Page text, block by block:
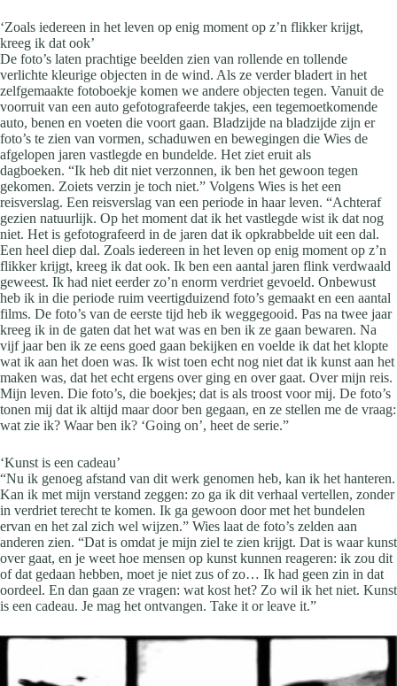
‘Zoals iedereen in het leven op enig moment op z’n flikker krijgt,
kreeg ik dat ook’
De foto’s laten prachtige beelden zien van rollende en tollende
verlichte kleurige objecten in de wind. Als ze verder bladert in het
zelfgemaakte fotoboekje komen we andere objecten tegen. Vanuit de
voorruit van een auto gefotografeerde takjes, een tegemoetkomende
auto, benen en voeten die voort gaan. Bladzijde na bladzijde zijn er
foto’s te zien van vormen, schaduwen en bewegingen die Wies de
afgelopen jaren vastlegde en bundelde. Het ziet eruit als
dagboeken. “Ik heb dit niet verzonnen, ik ben het gewoon tegen
gekomen. Zoiets verzin je toch niet.” Volgens Wies is het een
reisverslag. Een reisverslag van een periode in haar leven. “Achteraf
gezien natuurlijk. Op het moment dat ik het vastlegde wist ik dat nog
niet. Het is gefotografeerd in de jaren dat ik opkrabbelde uit een dal.
Een heel diep dal. Zoals iedereen in het leven op enig moment op z’n
flikker krijgt, kreeg ik dat ook. Ik ben een aantal jaren flink verdwaald
geweest. Ik had niet eerder zo’n enorm verdriet gevoeld. Onbewust
heb ik in die periode ruim veertigduizend foto’s gemaakt en een aantal
films. De foto’s van de eerste tijd heb ik weggegooid. Pas na twee jaar
kreeg ik in de gaten dat het wat was en ben ik ze gaan bewaren. Na
vijf jaar ben ik ze eens goed gaan bekijken en voelde ik dat het klopte
wat ik aan het doen was. Ik wist toen echt nog niet dat ik kunst aan het
maken was, dat het echt ergens over ging en over gaat. Over mijn reis.
Mijn leven. Die foto’s, die boekjes; dat is als troost voor mij. De foto’s
tonen mij dat ik altijd maar door ben gegaan, en ze stellen me de vraag:
wat zie ik? Waar ben ik? ‘Going on’, heet de serie.”
‘Kunst is een cadeau’
“Nu ik genoeg afstand van dit werk genomen heb, kan ik het hanteren.
Kan ik met mijn verstand zeggen: zo ga ik dit verhaal vertellen, zonder
in verdriet terecht te komen. Ik ga gewoon door met het bundelen
ervan en het zal zich wel wijzen.” Wies laat de foto’s zelden aan
anderen zien. “Dat is omdat je mijn ziel te zien krijgt. Dat is waar kunst
over gaat, en je weet hoe mensen op kunst kunnen reageren: ik zou dit
of dat gedaan hebben, moet je niet zus of zo… Ik had geen zin in dat
oordeel. En dan gaan ze vragen: wat kost het? Zo wil ik het niet. Kunst
is een cadeau. Je mag het ontvangen. Take it or leave it.”